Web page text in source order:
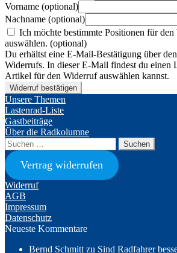
Vorname (optional)
Nachname (optional)
Ich möchte bestimmte Positionen für
auswählen. (optional)
Du erhältst eine E-Mail-Bestätigung über
Widerrufs. In dieser E-Mail findest du einen
Artikel für den Widerruf auswählen kannst.
Widerruf bestätigen
Unsere Themen
Lastenrad-Liste
Gastbeiträge
Über die Radkolumne
Suchen
nach:
Vertrag widerrufen
Widerruf
AGB
Impressum
Datenschutz
Neueste Kommentare
Bernd Schmitt zu Sind Radfahrer